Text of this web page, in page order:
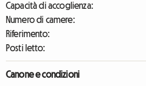
Capacità di accoglienza:
Numero di camere:
Riferimento:
Posti letto:
Canone e condizioni